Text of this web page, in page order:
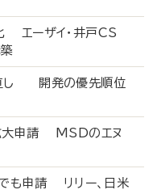
エーザイ・井戸CS
直し 開発の優先順位
大申請 MSDのエヌ
も申請 リリー、日米